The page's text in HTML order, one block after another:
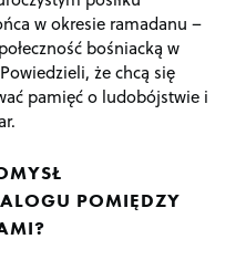
w okresie ramadanu –
bośniacką w
że chcą się
pamięć o ludobójstwie i
POMIĘDZY